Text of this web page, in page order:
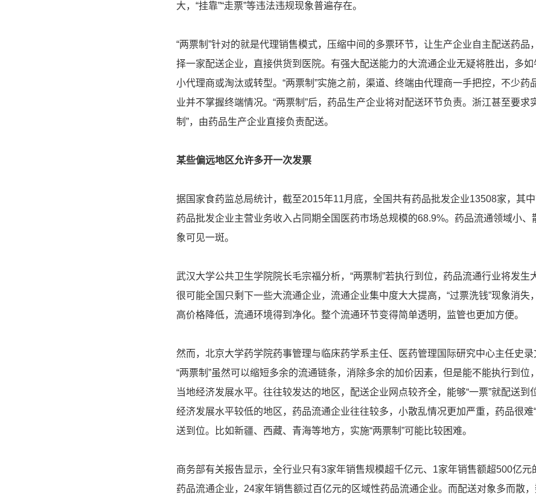
大，“挂靠”“走票”等违法违规现象普遍存在。
“两票制”针对的就是代理销售模式，压缩中间的多票环节，让生产企业自主配送药品
择一家配送企业，直接供货到医院。有强大配送能力的大流通企业无疑将胜出，多如
小代理商或淘汰或转型。“两票制”实施之前，渠道、终端由代理商一手把控，不少药
业并不掌握终端情况。“两票制”后，药品生产企业将对配送环节负责。浙江甚至要求
制”，由药品生产企业直接负责配送。
某些偏远地区允许多开一次发票
据国家食药监总局统计，截至2015年11月底，全国共有药品批发企业13508家，其
药品批发企业主营业务收入占同期全国医药市场总规模的68.9%。药品流通领域小、
象可见一斑。
武汉大学公共卫生学院院长毛宗福分析，“两票制”若执行到位，药品流通行业将发生
很可能全国只剩下一些大流通企业，流通企业集中度大大提高，“过票洗钱”现象消失
高价格降低，流通环境得到净化。整个流通环节变得简单透明，监管也更加方便。
然而，北京大学药学院药事管理与临床药学系主任、医药管理国际研究中心主任史录
“两票制”虽然可以缩短多余的流通链条，消除多余的加价因素，但是能不能执行到位
当地经济发展水平。往往较发达的地区，配送企业网点较齐全，能够“一票”就配送到
经济发展水平较低的地区，药品流通企业往往较多，小散乱情况更加严重，药品很难
送到位。比如新疆、西藏、青海等地方，实施“两票制”可能比较困难。
商务部有关报告显示，全行业只有3家年销售规模超千亿元、1家年销售额超500亿元
药品流通企业，24家年销售额过百亿元的区域性药品流通企业。而配送对象多而散